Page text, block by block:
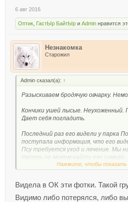
6 авг 2016
Оптик ГастЫр БайтЫр и Admin нравится
Незнакомка
Старожил
Admin сказал(а): ↑
Разыскиваем бродячую овчарку.
Кончики ушей лысые. Неухоженный.
Дает себя погладить.
Последний раз его видели у парка
поступала информация, что его
Псу требуется уход и лечение. Мы
теперь не можем найти его самого.
тел.77739410. Просим репост.
Нажмите, чтобы показать
Видела в ОК эти фотки. Такой
Видимо либо потерялся, либо